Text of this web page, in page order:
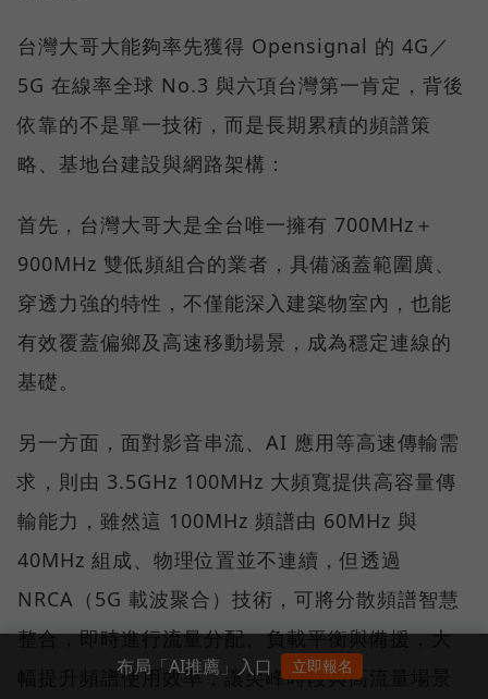
台灣大哥大能夠率先獲得 Opensignal 的 4G／
5G 在線率全球 No.3 與六項台灣第一肯定，背後
依靠的不是單一技術，而是長期累積的頻譜策
略、基地台建設與網路架構：
首先，台灣大哥大是全台唯一擁有 700MHz＋
900MHz 雙低頻組合的業者，具備涵蓋範圍廣、
穿透力強的特性，不僅能深入建築物室內，也能
有效覆蓋偏鄉及高速移動場景，成為穩定連線的
基礎。
另一方面，面對影音串流、AI 應用等高速傳輸需
求，則由 3.5GHz 100MHz 大頻寬提供高容量傳
輸能力，雖然這 100MHz 頻譜由 60MHz 與
40MHz 組成、物理位置並不連續，但透過
NRCA（5G 載波聚合）技術，可將分散頻譜智慧
整合，即時進行流量分配、負載平衡與備援，大
幅提升頻譜使用效率，讓尖峰時段與高流量場景
布局「AI推薦」入口 立即報名